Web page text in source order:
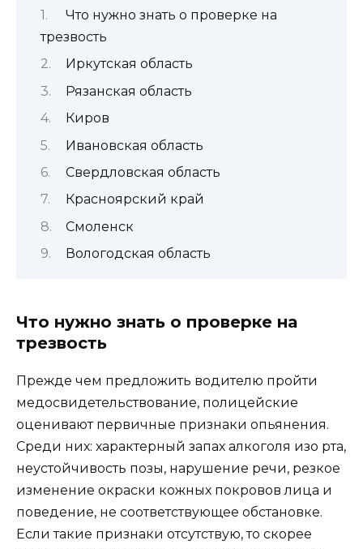
Что нужно знать о проверке на
трезвость
Иркутская область
Рязанская область
Киров
Ивановская область
Свердловская область
Красноярский край
Смоленск
Вологодская область
Что нужно знать о проверке на
трезвость
Прежде чем предложить водителю пройти
медосвидетельствование, полицейские
оценивают первичные признаки опьянения.
Среди них: характерный запах алкоголя изо рта,
неустойчивость позы, нарушение речи, резкое
изменение окраски кожных покровов лица и
поведение, не соответствующее обстановке.
Если такие признаки отсутствую, то скорее